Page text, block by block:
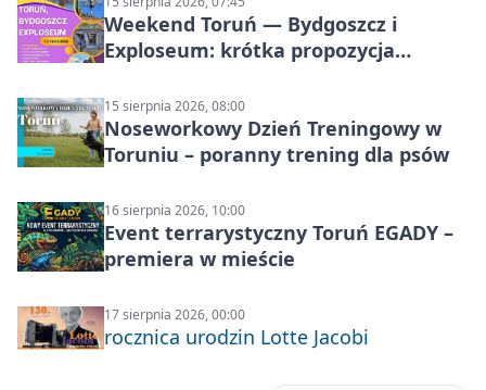
Weekend Toruń — Bydgoszcz i
Exploseum: krótka propozycja
15 sierpnia 2026, 08:00
Noseworkowy Dzień Treningowy w
Toruniu – poranny trening dla psów
16 sierpnia 2026, 10:00
Event terrarystyczny Toruń EGADY –
premiera w mieście
17 sierpnia 2026, 00:00
rocznica urodzin Lotte Jacobi